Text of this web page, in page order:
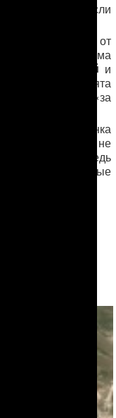
понесли
«Азатлык».
освобождении от
хякима
и
велаята
«за
правам ребенка
свой доклад, не
будут ли впредь
детей на подобные